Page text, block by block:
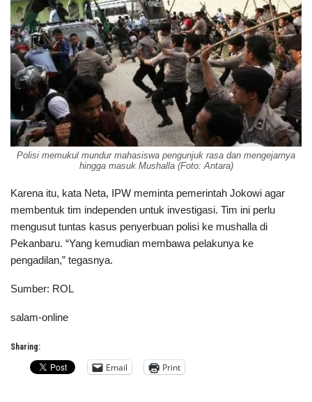
Polisi memukul mundur mahasiswa pengunjuk rasa dan mengejarnya
hingga masuk Mushalla (Foto: Antara)
Karena itu, kata Neta, IPW meminta pemerintah Jokowi agar
membentuk tim independen untuk investigasi. Tim ini perlu
mengusut tuntas kasus penyerbuan polisi ke mushalla di
Pekanbaru. “Yang kemudian membawa pelakunya ke
pengadilan,” tegasnya.
Sumber: ROL
salam-online
Sharing:
Email Print